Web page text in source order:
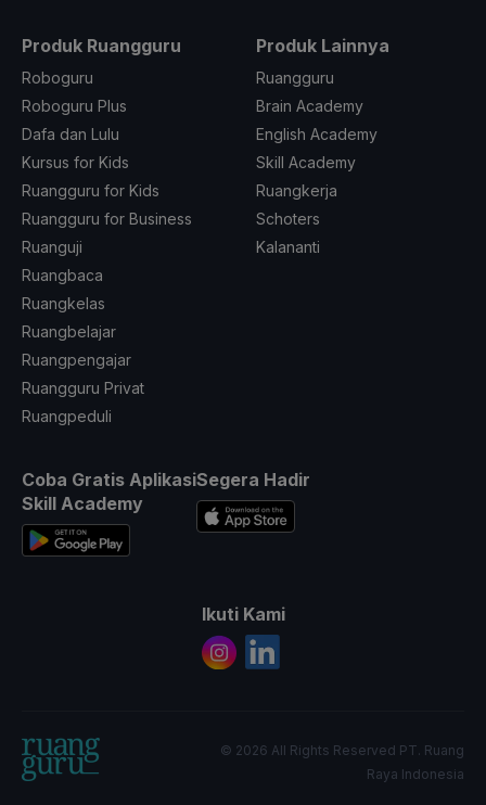
Produk Ruangguru
Roboguru
Roboguru Plus
Dafa dan Lulu
Kursus for Kids
Ruangguru for Kids
Ruangguru for Business
Ruanguji
Ruangbaca
Ruangkelas
Ruangbelajar
Ruangpengajar
Ruangguru Privat
Ruangpeduli
Produk Lainnya
Ruangguru
Brain Academy
English Academy
Skill Academy
Ruangkerja
Schoters
Kalananti
Coba Gratis Aplikasi
Skill Academy
Segera Hadir
Ikuti Kami
© 2026 All Rights Reserved PT. Ruang
Raya Indonesia